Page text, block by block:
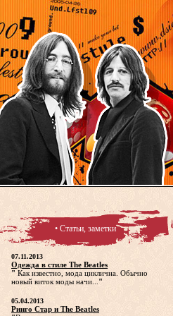
• Статьи, заметки
07.11.2013
Одежда в стиле The Beatles
" Как известно, мода циклична. Обычно
новый виток моды начи... "
05.04.2013
Ринго Стар и The Beatles